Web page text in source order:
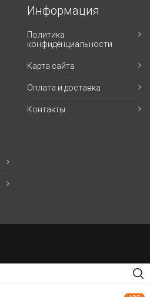
Информация
Политика
конфиденциальности
Карта сайта
Оплата и доставка
Контакты